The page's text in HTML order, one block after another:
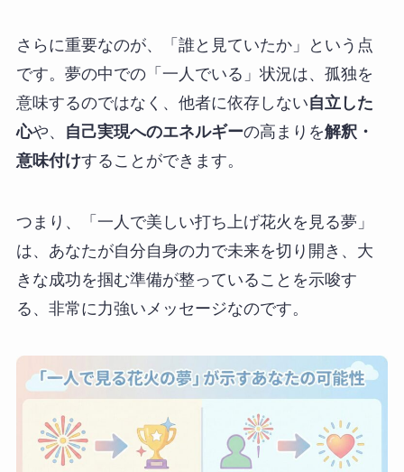
さらに重要なのが、「誰と見ていたか」という点
です。夢の中での「一人でいる」状況は、孤独を
意味するのではなく、他者に依存しない自立した
心や、 自己実現へのエネルギーの高まりを解釈・
意味付けすることができます。
つまり、「一人で美しい打ち上げ花火を見る夢」
は、あなたが自分自身の力で未来を切り開き、大
きな成功を掴む準備が整っていることを示唆す
る、非常に力強いメッセージなのです。